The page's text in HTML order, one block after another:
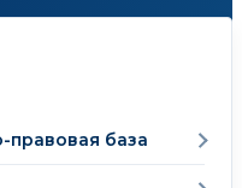
правовая база